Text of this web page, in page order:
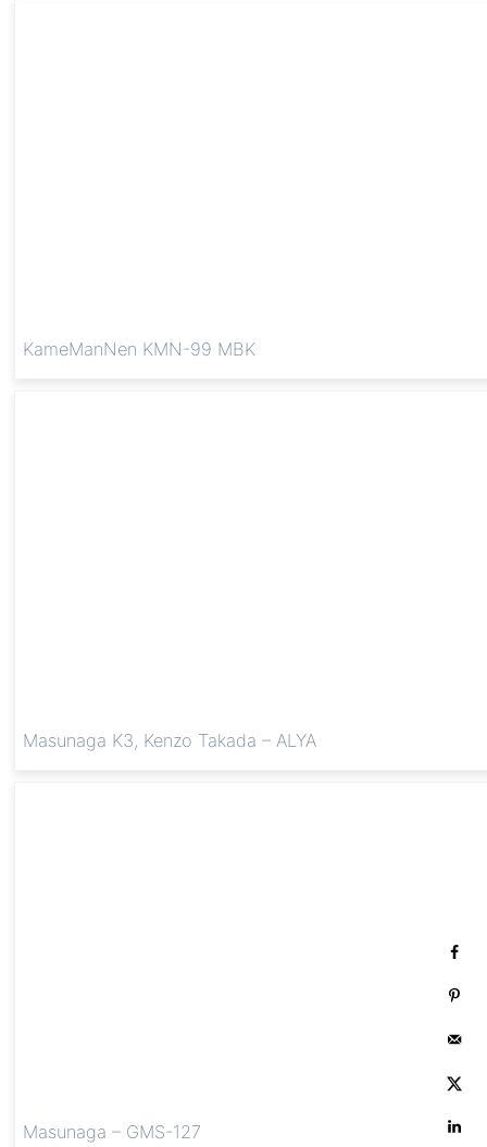
KameManNen KMN-99 MBK
Masunaga K3, Kenzo Takada – ALYA
Masunaga – GMS-127